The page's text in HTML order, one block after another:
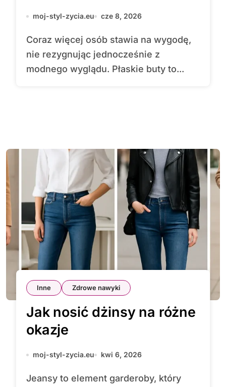
moj-styl-zycia.eu cze 8, 2026
Coraz więcej osób stawia na wygodę,
nie rezygnując jednocześnie z
modnego wyglądu. Płaskie buty to...
Inne Zdrowe nawyki
Jak nosić dżinsy na różne
okazje
moj-styl-zycia.eu kwi 6, 2026
Jeansy to element garderoby, który